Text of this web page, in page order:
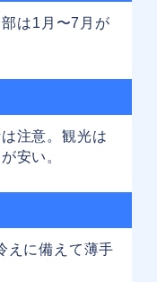
は1月〜7月が
注意。観光は
安い。
えに備えて薄手